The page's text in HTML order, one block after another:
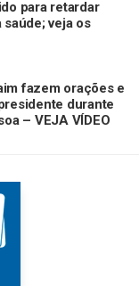
para retardar
veja os
fazem orações e
durante
– VEJA VÍDEO